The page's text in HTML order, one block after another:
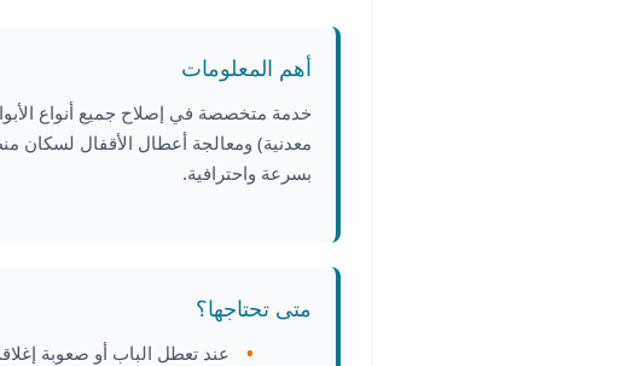
أهم المعلومات
خدمة متخصصة في إصلاح جميع أنواع
معدنية) ومعالجة أعطال الأقفال لسكان
بسرعة واحترافية.
متى تحتاجها؟
عند تعطل الباب أو صعوبة